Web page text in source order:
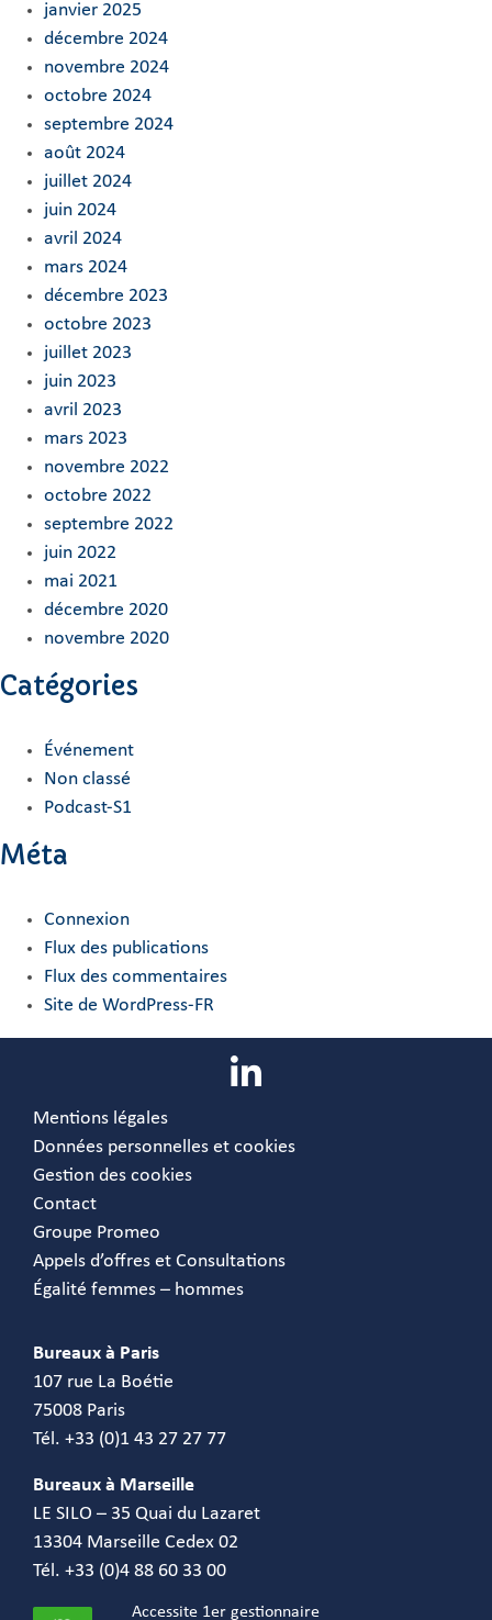
janvier 2025
décembre 2024
novembre 2024
octobre 2024
septembre 2024
août 2024
juillet 2024
juin 2024
avril 2024
mars 2024
décembre 2023
octobre 2023
juillet 2023
juin 2023
avril 2023
mars 2023
novembre 2022
octobre 2022
septembre 2022
juin 2022
mai 2021
décembre 2020
novembre 2020
Catégories
Événement
Non classé
Podcast-S1
Méta
Connexion
Flux des publications
Flux des commentaires
Site de WordPress-FR
Mentions légales
Données personnelles et cookies
Gestion des cookies
Contact
Groupe Promeo
Appels d’offres et Consultations
Égalité femmes – hommes
Bureaux à Paris
107 rue La Boétie
75008 Paris
Tél. +33 (0)1 43 27 27 77
Bureaux à Marseille
LE SILO – 35 Quai du Lazaret
13304 Marseille Cedex 02
Tél. +33 (0)4 88 60 33 00
Accessite 1er gestionnaire